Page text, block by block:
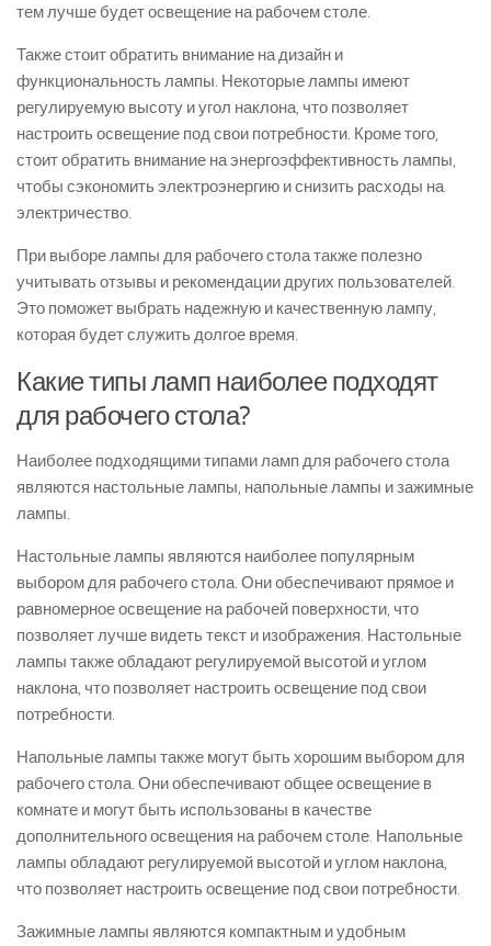
тем лучше будет освещение на рабочем столе.
Также стоит обратить внимание на дизайн и
функциональность лампы. Некоторые лампы имеют
регулируемую высоту и угол наклона, что позволяет
настроить освещение под свои потребности. Кроме того,
стоит обратить внимание на энергоэффективность лампы,
чтобы сэкономить электроэнергию и снизить расходы на
электричество.
При выборе лампы для рабочего стола также полезно
учитывать отзывы и рекомендации других пользователей.
Это поможет выбрать надежную и качественную лампу,
которая будет служить долгое время.
Какие типы ламп наиболее подходят
для рабочего стола?
Наиболее подходящими типами ламп для рабочего стола
являются настольные лампы, напольные лампы и зажимные
лампы.
Настольные лампы являются наиболее популярным
выбором для рабочего стола. Они обеспечивают прямое и
равномерное освещение на рабочей поверхности, что
позволяет лучше видеть текст и изображения. Настольные
лампы также обладают регулируемой высотой и углом
наклона, что позволяет настроить освещение под свои
потребности.
Напольные лампы также могут быть хорошим выбором для
рабочего стола. Они обеспечивают общее освещение в
комнате и могут быть использованы в качестве
дополнительного освещения на рабочем столе. Напольные
лампы обладают регулируемой высотой и углом наклона,
что позволяет настроить освещение под свои потребности.
Зажимные лампы являются компактным и удобным